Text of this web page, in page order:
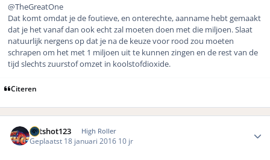
@TheGreatOne
Dat komt omdat je de foutieve, en onterechte, aanname hebt gemaakt
dat je het vanaf dan ook echt zal moeten doen met die miljoen. Slaat
natuurlijk nergens op dat je na de keuze voor rood zou moeten
schrapen om het met 1 miljoen uit te kunnen zingen en de rest van de
tijd slechts zuurstof omzet in koolstofdioxide.
Citeren
hotshot123 High Roller
Geplaatst 18 januari 2016 10 jr